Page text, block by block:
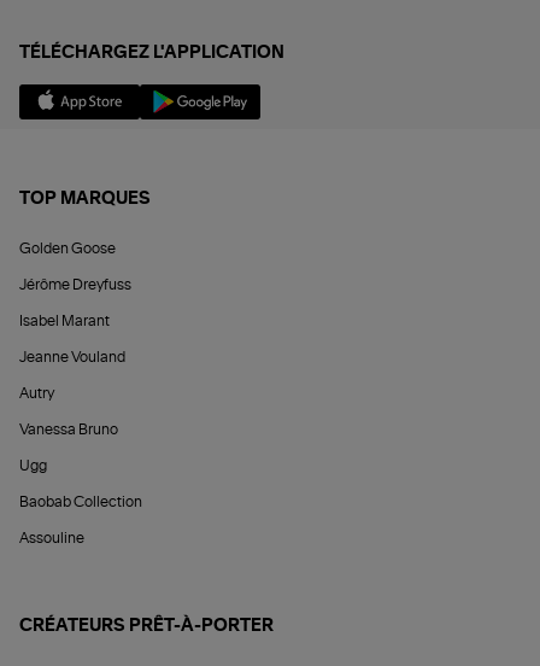
TÉLÉCHARGEZ L'APPLICATION
TOP MARQUES
Golden Goose
Jérôme Dreyfuss
Isabel Marant
Jeanne Vouland
Autry
Vanessa Bruno
Ugg
Baobab Collection
Assouline
CRÉATEURS PRÊT-À-PORTER